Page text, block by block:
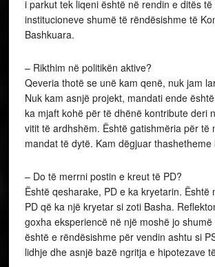
i parkut tek liqeni është në rendin e ditës
institucioneve shumë të rëndësishme të
Bashkuara.
– Rikthim në politikën aktive?
Qeveria thotë se unë kam qenë, nuk jam
Nuk kam asnjë projekt, mandati ende
ka mjaft kohë për të dhënë kontribute deri
vitit të ardhshëm. Është gatishmëria për të
mandat të dytë. Kam dëgjuar thashetheme
– Do të merrni postin e kreut të PD?
Është qesharake, PD e ka kryetarin. Është
PD që ka një kryetar si zoti Basha.
goxha eksperiencë në një moshë jo
është e rëndësishme për vendin ashtu si
lidhje dhe asnjë bazë ngritja e hipotezave